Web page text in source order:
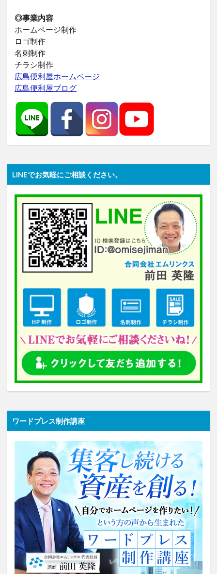
◎事業内容
ホームページ制作
ロゴ制作
名刺制作
チラシ制作
広島便利屋ホームページ
広島便利屋ブログ
LINEでお気軽にご相談ください。
ワードプレス制作講座